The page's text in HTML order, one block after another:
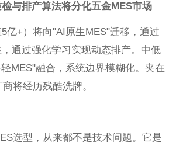
与排产算法将分化五金MES市场
亿+）将向"AI原生MES"迁移，通过
通过强化学习实现动态排产。中低
MES"融合，系统边界模糊化。夹在
将经历残酷洗牌。
选型，从来都不是技术问题。它是